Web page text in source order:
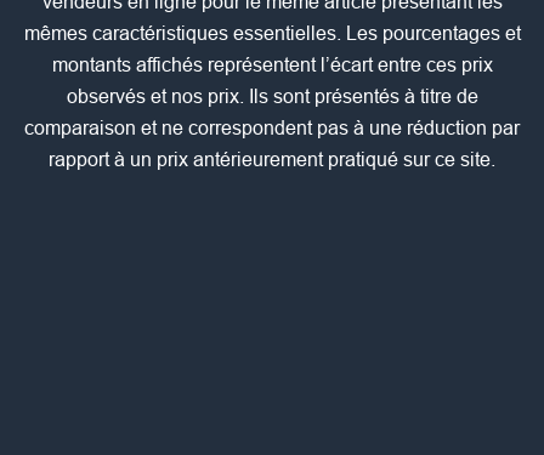
mêmes caractéristiques essentielles. Les pourcentages et
montants affichés représentent l’écart entre ces prix
observés et nos prix. Ils sont présentés à titre de
comparaison et ne correspondent pas à une réduction par
rapport à un prix antérieurement pratiqué sur ce site.